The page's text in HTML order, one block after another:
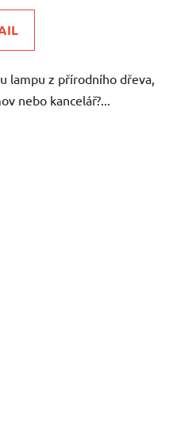
lampu z přírodního dřeva,
nebo kancelář?...